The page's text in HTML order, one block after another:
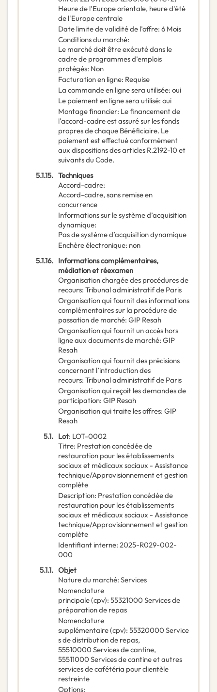
Heure de l'Europe orientale, heure d'été
de l'Europe centrale
Date limite de validité de l’offre: 6 Mois
Conditions du marché:
Le marché doit être exécuté dans le
cadre de programmes d’emplois
protégés: Non
Facturation en ligne: Requise
La commande en ligne sera utilisée: oui
Le paiement en ligne sera utilisé: oui
Montage financier: Le financement de
l'accord-cadre est assuré sur les fonds
propres de chaque Bénéficiaire. Le
paiement est effectué conformément
aux dispositions des articles R.2192-10 et
suivants du Code.
5.1.15. Techniques
Accord-cadre:
Accord-cadre, sans remise en
concurrence
Informations sur le système d’acquisition
dynamique:
Pas de système d’acquisition dynamique
Enchère électronique: non
5.1.16. Informations complémentaires,
médiation et réexamen
Organisation chargée des procédures de
recours: Tribunal administratif de Paris
Organisation qui fournit des informations
complémentaires sur la procédure de
passation de marché: GIP Resah
Organisation qui fournit un accès hors
ligne aux documents de marché: GIP
Resah
Organisation qui fournit des précisions
concernant l’introduction des
recours: Tribunal administratif de Paris
Organisation qui reçoit les demandes de
participation: GIP Resah
Organisation qui traite les offres: GIP
Resah
5.1. Lot: LOT-0002
Titre: Prestation concédée de
restauration pour les établissements
sociaux et médicaux sociaux - Assistance
technique/Approvisionnement et gestion
complète
Description: Prestation concédée de
restauration pour les établissements
sociaux et médicaux sociaux - Assistance
technique/Approvisionnement et gestion
complète
Identifiant interne: 2025-R029-002-
000
5.1.1. Objet
Nature du marché: Services
Nomenclature
principale(cpv): 55321000 Services de
préparation de repas
Nomenclature
supplémentaire(cpv): 55320000 Service
s de distribution de repas,
55510000 Services de cantine,
55511000 Services de cantine et autres
services de cafétéria pour clientèle
restreinte
Options: